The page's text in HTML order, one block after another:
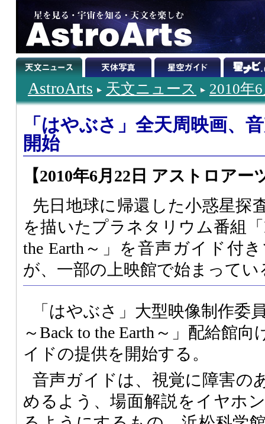
AstroArts 天文ニュース 2010年
「はやぶさ」全天周映画、
開始
【2010年6月22日 アストロアー
先日地球に帰還した小惑星探
を描いたプラネタリウム番組「
the Earth～」を音声ガイド付
が、一部の上映館で始まってい
「はやぶさ」大型映像制作委
～Back to the Earth～」配給館
イドの提供を開始する。
音声ガイドは、視覚に障害の
めるよう、場面解説をイヤホ